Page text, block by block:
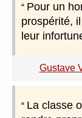
Pour un
prospérité,
leur
Gustave
La classe